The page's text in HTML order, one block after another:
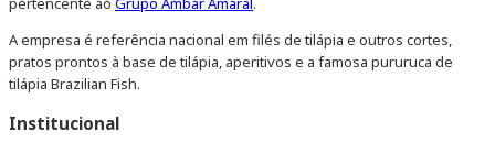
A empresa é referência nacional em filés de tilápia e outros cortes,
pratos prontos à base de tilápia, aperitivos e a famosa pururuca de
tilápia Brazilian Fish.
Institucional